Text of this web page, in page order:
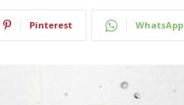
Pinterest WhatsApp